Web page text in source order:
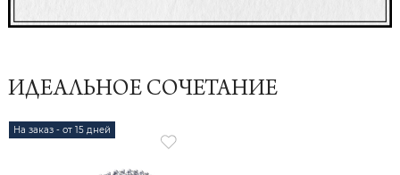
ИДЕАЛЬНОЕ СОЧЕТАНИЕ
На заказ - от 15 дней